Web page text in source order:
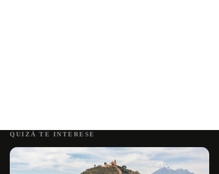
QUIZÁ TE INTERESE